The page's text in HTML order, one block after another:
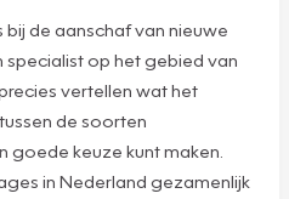
de aanschaf van nieuwe
specialist op het gebied van
vertellen wat het
de soorten
goede keuze kunt maken.
in Nederland gezamenlijk